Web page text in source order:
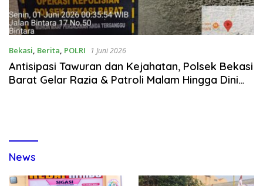
Bekasi, Berita, POLRI 1 Juni 2026
Antisipasi Tawuran dan Kejahatan, Polsek Bekasi
Barat Gelar Razia & Patroli Malam Hingga Dini
News